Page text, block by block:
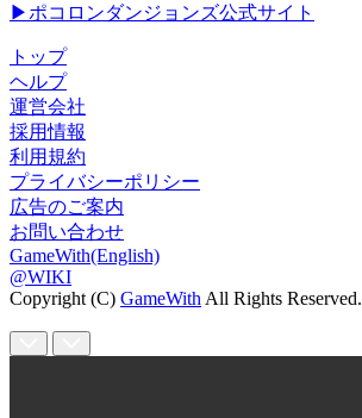
▶ポコロンダンジョンズ公式サイト
トップ
ヘルプ
運営会社
採用情報
利用規約
プライバシーポリシー
広告のご案内
お問い合わせ
GameWith(English)
@WIKI
Copyright (C) GameWith All Rights Reserved.